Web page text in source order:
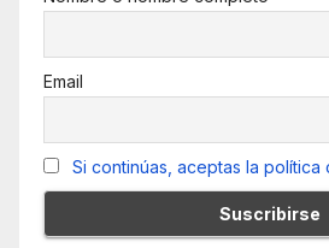
Email
Si continúas, aceptas la política